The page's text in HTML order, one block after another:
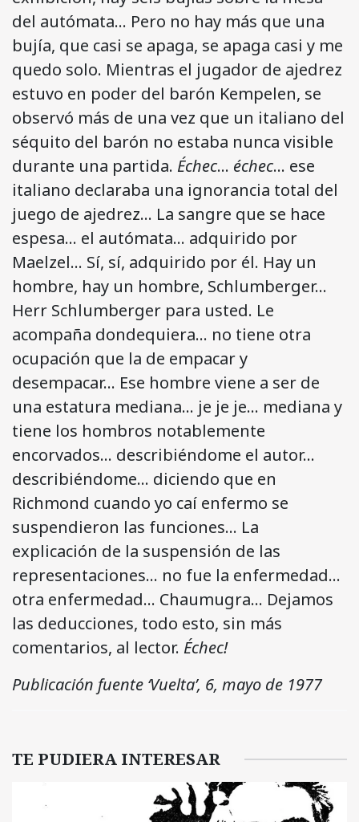
del autómata… Pero no hay más que una
bujía, que casi se apaga, se apaga casi y me
quedo solo. Mientras el jugador de ajedrez
estuvo en poder del barón Kempelen, se
observó más de una vez que un italiano del
séquito del barón no estaba nunca visible
durante una partida. Échec… échec… ese
italiano declaraba una ignorancia total del
juego de ajedrez… La sangre que se hace
espesa… el autómata… adquirido por
Maelzel… Sí, sí, adquirido por él. Hay un
hombre, hay un hombre, Schlumberger…
Herr Schlumberger para usted. Le
acompaña dondequiera… no tiene otra
ocupación que la de empacar y
desempacar… Ese hombre viene a ser de
una estatura mediana… je je je… mediana y
tiene los hombros notablemente
encorvados… describiéndome el autor…
describiéndome… diciendo que en
Richmond cuando yo caí enfermo se
suspendieron las funciones… La
explicación de la suspensión de las
representaciones… no fue la enfermedad…
otra enfermedad… Chaumugra… Dejamos
las deducciones, todo esto, sin más
comentarios, al lector. Échec!
Publicación fuente ‘Vuelta’, 6, mayo de 1977
TE PUDIERA INTERESAR